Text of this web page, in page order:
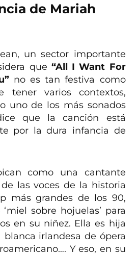
de Mariah
un sector importante
que “All I Want For
no es tan festiva como
tener varios contextos,
uno de los más sonados
que la canción está
por la dura infancia de
como una cantante
las voces de la historia
más grandes de los 90,
sobre hojuelas’ para
en su niñez. Ella es hija
irlandesa de ópera
Y eso, en su